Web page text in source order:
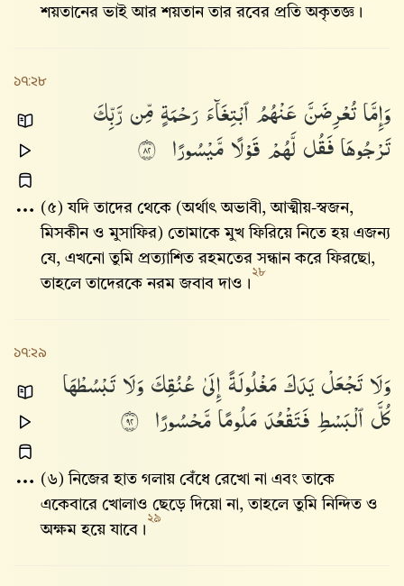
শয়তানের ভাই আর শয়তান তার রবের প্রতি অকৃতজ্ঞ।
১৭:২৮
وَإِمَّاتُعْرِضَنَّعَنْهُمُٱبْتِغَآءَرَحْمَةٍمِّنرَّبِّكَ
تَرْجُوهَافَقُللَّهُمْقَوْلًامَّيْسُورًا ٢٨
(৫) যদি তাদের থেকে (অর্থাৎ অভাবী, আত্মীয়-স্বজন,
মিসকীন ও মুসাফির) তোমাকে মুখ ফিরিয়ে নিতে হয় এজন্য
যে, এখনো তুমি প্রত্যাশিত রহমতের সন্ধান করে ফিরছো,
তাহলে তাদেরকে নরম জবাব দাও।
২৮
১৭:২৯
وَلَاتَجْعَلْيَدَكَمَغْلُولَةًإِلَىٰعُنُقِكَوَلَاتَبْسُطْهَا
كُلَّٱلْبَسْطِفَتَقْعُدَمَلُومًامَّحْسُورًا ٢٩
(৬) নিজের হাত গলায় বেঁধে রেখো না এবং তাকে
একেবারে খোলাও ছেড়ে দিয়ো না, তাহলে তুমি নিন্দিত ও
অক্ষম হয়ে যাবে।
২৯